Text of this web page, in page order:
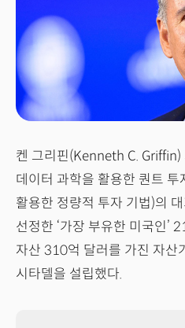
켄 그리핀(Kenneth C.
데이터 과학을 활용한 퀀트
활용한 정량적 투자 기법)의
선정한 ‘가장 부유한 미국인’
자산 310억 달러를 가진 자산
시타델을 설립했다.